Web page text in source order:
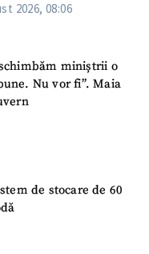
2026, 08:06
miniștrii o
Nu vor fi”. Maia
de stocare de 60